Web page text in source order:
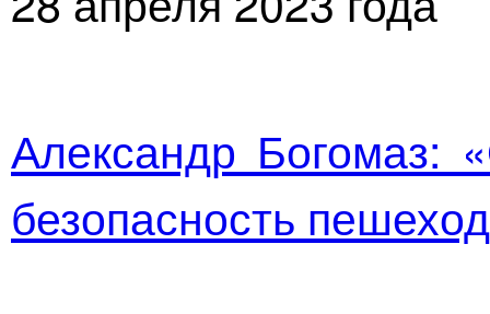
Александр Богомаз:
безопасность